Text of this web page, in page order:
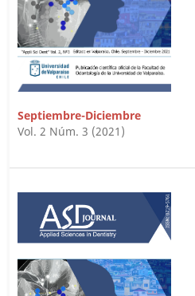
Septiembre-Diciembre
Vol. 2 Núm. 3 (2021)